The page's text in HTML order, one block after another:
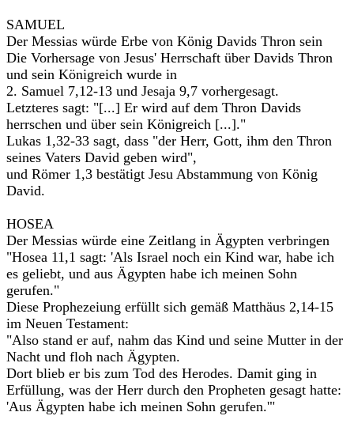
SAMUEL
Der Messias würde Erbe von König Davids Thron sein
Die Vorhersage von Jesus' Herrschaft über Davids Thron
und sein Königreich wurde in
2. Samuel 7,12-13 und Jesaja 9,7 vorhergesagt.
Letzteres sagt: "[...] Er wird auf dem Thron Davids
herrschen und über sein Königreich [...]."
Lukas 1,32-33 sagt, dass "der Herr, Gott, ihm den Thron
seines Vaters David geben wird",
und Römer 1,3 bestätigt Jesu Abstammung von König
David.
HOSEA
Der Messias würde eine Zeitlang in Ägypten verbringen
"Hosea 11,1 sagt: 'Als Israel noch ein Kind war, habe ich
es geliebt, und aus Ägypten habe ich meinen Sohn
gerufen."
Diese Prophezeiung erfüllt sich gemäß Matthäus 2,14-15
im Neuen Testament:
"Also stand er auf, nahm das Kind und seine Mutter in der
Nacht und floh nach Ägypten.
Dort blieb er bis zum Tod des Herodes. Damit ging in
Erfüllung, was der Herr durch den Propheten gesagt hatte:
'Aus Ägypten habe ich meinen Sohn gerufen.'"